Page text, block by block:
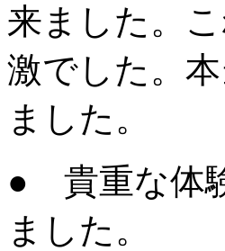
来ました。
激でした。
ました。
● 貴重な体
ました。